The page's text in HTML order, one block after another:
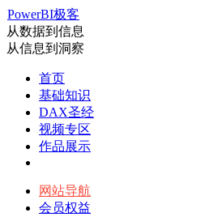
PowerBI极客
从数据到信息
从信息到洞察
首页
基础知识
DAX圣经
视频专区
作品展示
网站导航
会员权益